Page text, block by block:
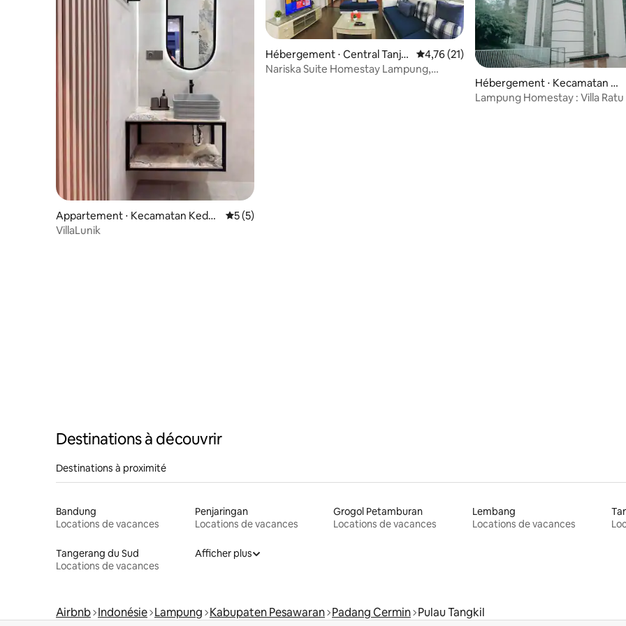
Appartement ⋅ Kecamatan Kedat
on
Évaluation moyenne sur la base de 5 commentaires : 5 sur 5
5 (5)
VillaLunik
Hébergement ⋅ Central Tanju
ng Karang
Évaluation moyenne sur la base de 21
4,76 (21)
Nariska Suite Homestay Lampung,
Hébergement ⋅ Kecamatan Ta
njungkarang Timur
Lampung Homestay : Villa Ratu
Destinations à découvrir
Destinations à proximité
Bandung
Locations de vacances
Penjaringan
Locations de vacances
Grogol Petamburan
Locations de vacances
Lembang
Locations de vacances
Tangerang du Sud
Locations de vacances
Afficher plus
Airbnb Indonésie Lampung Kabupaten Pesawaran Padang Cermin Pulau Tangkil